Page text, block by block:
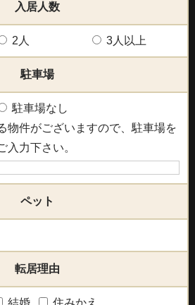
入居人数
2人 3人以上
駐車場
駐車場なし
物件がございますので、駐車場を
入力下さい。
ペット
転居理由